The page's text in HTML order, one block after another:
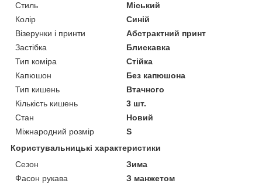
Стиль
Міський
Колір
Синій
Візерунки і принти
Абстрактний принт
Застібка
Блискавка
Тип коміра
Стійка
Капюшон
Без капюшона
Тип кишень
Втачного
Кількість кишень
3 шт.
Стан
Новий
Міжнародний розмір
S
Користувальницькі характеристики
Сезон
Зима
Фасон рукава
З манжетом